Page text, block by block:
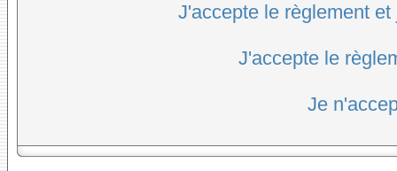
J'accepte le règlement
J'accepte le
Je